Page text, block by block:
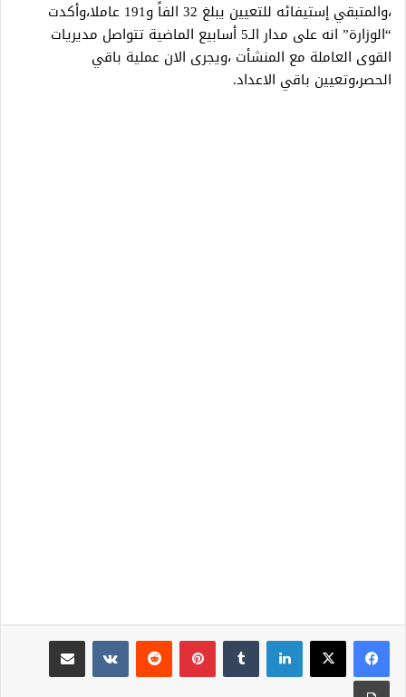
،والمتبقي إستيفائه للتعيين يبلغ 32 الفاً و191 عاملا،وأكدت
“الوزارة” انه على مدار الـ5 أسابيع الماضية تتواصل مديريات
القوى العاملة مع المنشأت ،ويجرى الان عملية باقي
الحصر،وتعيين باقي الاعداد.
لينكدإن بينتيريست